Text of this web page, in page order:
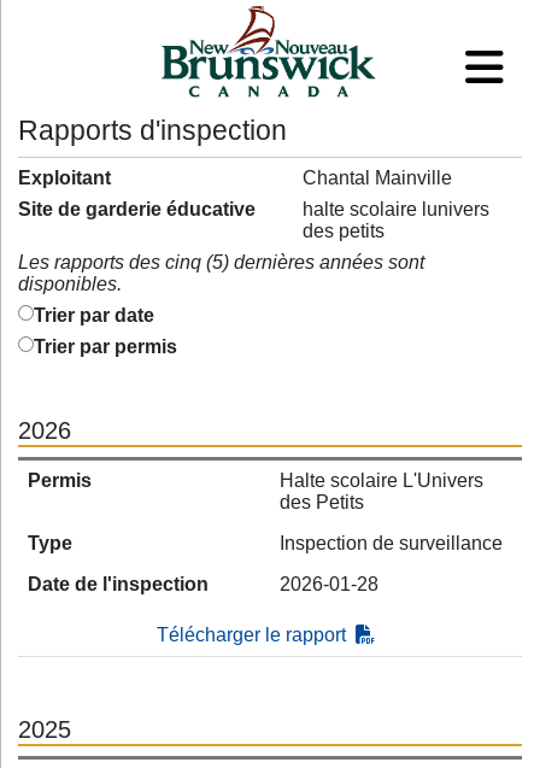
Rapports d'inspection
Exploitant
Chantal Mainville
Site de garderie éducative
halte scolaire lunivers
des petits
Les rapports des cinq (5) dernières années sont
disponibles.
Trier par date
Trier par permis
2026
Permis
Halte scolaire L'Univers
des Petits
Type
Inspection de surveillance
Date de l'inspection
2026-01-28
Télécharger le rapport
2025